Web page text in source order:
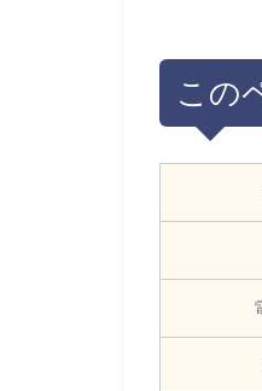
この